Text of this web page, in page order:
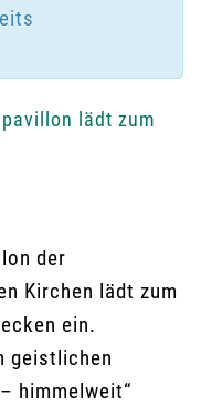
lädt zum
der
Kirchen lädt zum
ein.
geistlichen
himmelweit“